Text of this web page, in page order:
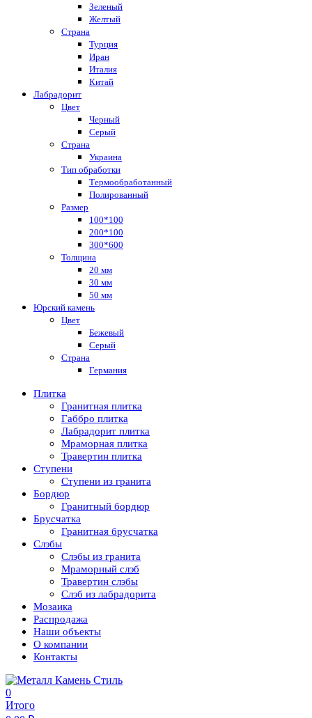
Зеленый
Желтый
Страна
Турция
Иран
Италия
Китай
Лабрадорит
Цвет
Черный
Серый
Страна
Украина
Тип обработки
Термообработанный
Полированный
Размер
100*100
200*100
300*600
Толщина
20 мм
30 мм
50 мм
Юрский камень
Цвет
Бежевый
Серый
Страна
Германия
Плитка
Гранитная плитка
Габбро плитка
Лабрадорит плитка
Мраморная плитка
Травертин плитка
Ступени
Ступени из гранита
Бордюр
Гранитный бордюр
Брусчатка
Гранитная брусчатка
Слэбы
Слэбы из гранита
Мраморный слэб
Травертин слэбы
Слэб из лабрадорита
Мозаика
Распродажа
Наши объекты
О компании
Контакты
0
Итого